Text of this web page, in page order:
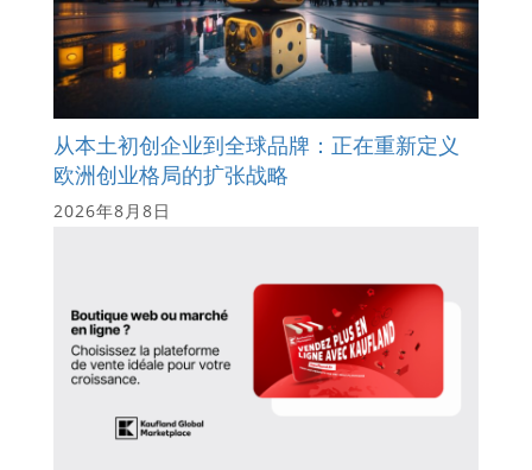
从本土初创企业到全球品牌：正在重新定义
欧洲创业格局的扩张战略
2026年8月8日